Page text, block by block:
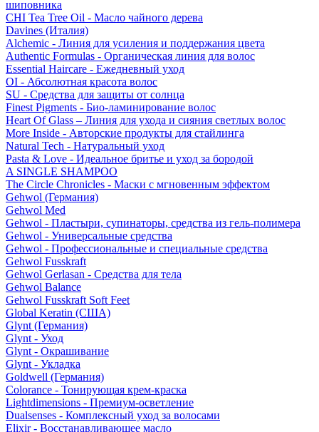
шиповника
CHI Tea Tree Oil - Масло чайного дерева
Davines (Италия)
Alchemic - Линия для усиления и поддержания цвета
Authentic Formulas - Органическая линия для волос
Essential Haircare - Eжедневный уход
OI - Абсолютная красота волос
SU - Средства для защиты от солнца
Finest Pigments - Био-ламинирование волос
Heart Of Glass – Линия для ухода и сияния светлых волос
More Inside - Авторские продукты для стайлинга
Natural Tech - Натуральный уход
Pasta & Love - Идеальное бритье и уход за бородой
A SINGLE SHAMPOO
The Circle Chronicles - Маски с мгновенным эффектом
Gehwol (Германия)
Gehwol Med
Gehwol - Пластыри, супинаторы, средства из гель-полимера
Gehwol - Универсальные средства
Gehwol - Профессиональные и специальные средства
Gehwol Fusskraft
Gehwol Gerlasan - Средства для тела
Gehwol Balance
Gehwol Fusskraft Soft Feet
Global Keratin (США)
Glynt (Германия)
Glynt - Уход
Glynt - Окрашивание
Glynt - Укладка
Goldwell (Германия)
Colorance - Тонирующая крем-краска
Lightdimensions - Премиум-осветление
Dualsenses - Комплексный уход за волосами
Elixir - Восстанавливающее масло